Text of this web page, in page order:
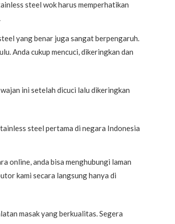
steel wok harus memperhatikan
yang benar juga sangat berpengaruh.
Anda cukup mencuci, dikeringkan dan
ini setelah dicuci lalu dikeringkan
steel pertama di negara Indonesia
online, anda bisa menghubungi laman
kami secara langsung hanya di
masak yang berkualitas. Segera